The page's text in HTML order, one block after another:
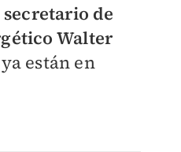
secretario de
Walter
están en